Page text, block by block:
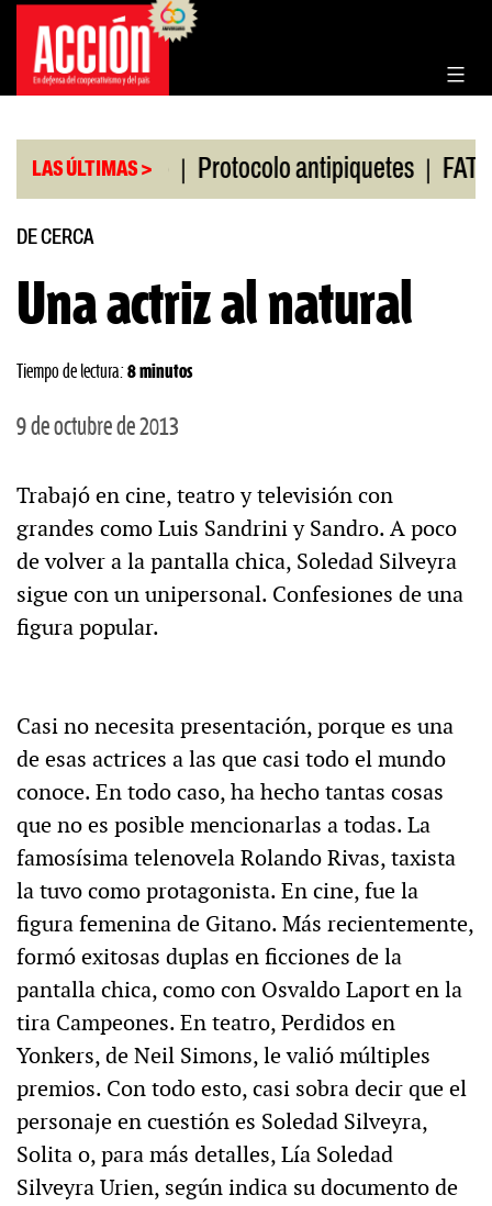
Saltar
contenido
LAS ÚLTIMAS >
Rosario | Protocolo antipiquetes | FATE debe
DE CERCA
Una actriz al natural
Tiempo de lectura: 8 minutos
9 de octubre de 2013
Trabajó en cine, teatro y televisión con
grandes como Luis Sandrini y Sandro. A poco
de volver a la pantalla chica, Soledad Silveyra
sigue con un unipersonal. Confesiones de una
figura popular.
Casi no necesita presentación, porque es una
de esas actrices a las que casi todo el mundo
conoce. En todo caso, ha hecho tantas cosas
que no es posible mencionarlas a todas. La
famosísima telenovela Rolando Rivas, taxista
la tuvo como protagonista. En cine, fue la
figura femenina de Gitano. Más recientemente,
formó exitosas duplas en ficciones de la
pantalla chica, como con Osvaldo Laport en la
tira Campeones. En teatro, Perdidos en
Yonkers, de Neil Simons, le valió múltiples
premios. Con todo esto, casi sobra decir que el
personaje en cuestión es Soledad Silveyra,
Solita o, para más detalles, Lía Soledad
Silveyra Urien, según indica su documento de